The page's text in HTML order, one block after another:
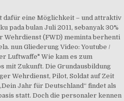
eine Möglichkeit – und attraktiv
pada bulan Juli 2011, sebanyak 30%
(FWD) meminta berhenti
nun Gliederung Video: Youtube /
Luftwaffe" Wie kam es zum
mit Zukunft. Die Grundausbildung
Wehrdienst, Pilot, Soldat auf Zeit
Jahr für Deutschland“ findet als
statt. Doch die personaler kennen